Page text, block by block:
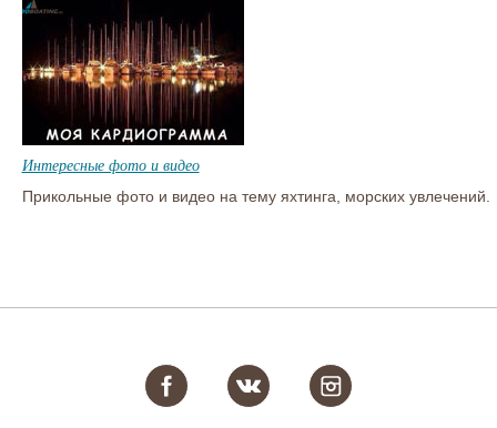
Интересные фото и видео
Прикольные фото и видео на тему яхтинга, морских увлечений.